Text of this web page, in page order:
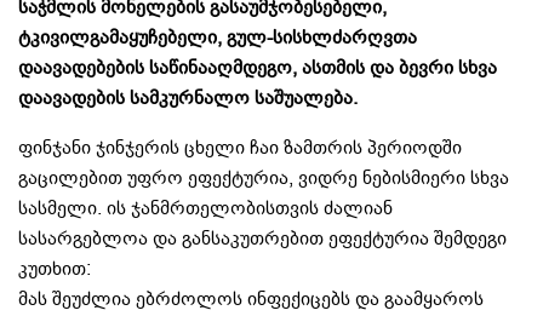
საჭმლის მონელების გასაუმჯობესებელი,
ტკივილგამაყუჩებელი, გულ-სისხლძარღვთა
დაავადებების საწინააღმდეგო, ასთმის და ბევრი სხვა
დაავადების სამკურნალო საშუალება.
ფინჯანი ჯინჯერის ცხელი ჩაი ზამთრის პერიოდში
გაცილებით უფრო ეფექტურია, ვიდრე ნებისმიერი სხვა
სასმელი. ის ჯანმრთელობისთვის ძალიან
სასარგებლოა და განსაკუთრებით ეფექტურია შემდეგი
კუთხით:
მას შეუძლია ებრძოლოს ინფექიცებს და გაამყაროს